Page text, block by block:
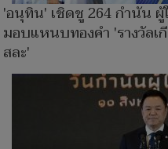
'อนุทิน' เชิดชู 264 กำนัน ผู้
มอบแหนบทองคำ 'รางวัลเกี
สละ'